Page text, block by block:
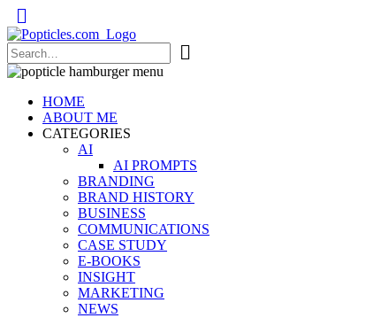
Popticles.com
HOME
ABOUT ME
CATEGORIES
AI
AI PROMPTS
BRANDING
BRAND HISTORY
BUSINESS
COMMUNICATIONS
CASE STUDY
E-BOOKS
INSIGHT
MARKETING
NEWS